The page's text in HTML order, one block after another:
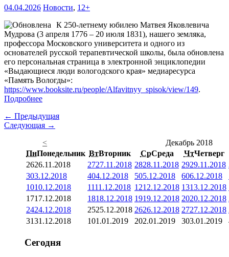
04.04.2026 Новости, 12+
К 250-летнему юбилею Матвея Яковлевича
Мудрова (3 апреля 1776 – 20 июля 1831), нашего земляка,
профессора Московского университета и одного из
основателей русской терапевтической школы, была обновлена
его персональная страница в электронной энциклопедии
«Выдающиеся люди вологодского края» медиаресурса
«Память Вологды»:
https://www.booksite.ru/people/Alfavitnyy_spisok/view/149.
Подробнее
← Предыдущая
Следующая →
<
Декабрь 2018
ПнПонедельник ВтВторник СрСреда ЧтЧетверг
2626.11.2018 2727.11.2018 2828.11.2018 2929.11.2018
303.12.2018 404.12.2018 505.12.2018 606.12.2018
1010.12.2018 1111.12.2018 1212.12.2018 1313.12.2018
1717.12.2018 1818.12.2018 1919.12.2018 2020.12.2018
2424.12.2018 2525.12.2018 2626.12.2018 2727.12.2018
3131.12.2018 101.01.2019 202.01.2019 303.01.2019
Сегодня